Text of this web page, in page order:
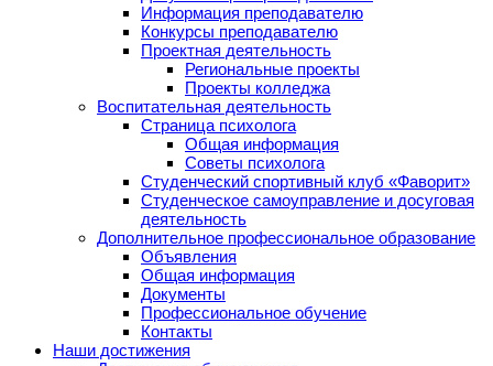
Информация преподавателю
Конкурсы преподавателю
Проектная деятельность
Региональные проекты
Проекты колледжа
Воспитательная деятельность
Страница психолога
Общая информация
Советы психолога
Студенческий спортивный клуб «Фаворит»
Студенческое самоуправление и досуговая
деятельность
Дополнительное профессиональное образование
Объявления
Общая информация
Документы
Профессиональное обучение
Контакты
Наши достижения